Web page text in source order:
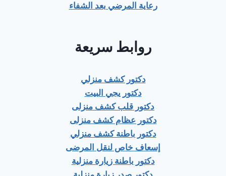
رعاية المرضي بعد الشفاء
روابط سريعة
دكتور كشف منزلي
دكتور يجي البيت
دكتور قلب كشف منزلى
دكتور عظام كشف منزلى
دكتور باطنة كشف منزلي
إسعاف خاص لنقل المرضى
دكتور باطنة زيارة منزلية